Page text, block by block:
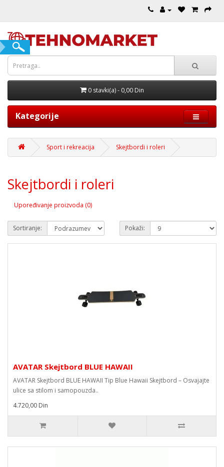
0 stavki(a) - 0,00 Din
Kategorije
Sport i rekreacija Skejtbordi i roleri
Skejtbordi i roleri
Upoređivanje proizvoda (0)
Sortiranje: Pokaži:
AVATAR Skejtbord BLUE HAWAII
AVATAR Skejtbord BLUE HAWAII Tip Blue Hawaii Skejtbord – Osvajajte
ulice sa stilom i samopouzda..
4.720,00 Din